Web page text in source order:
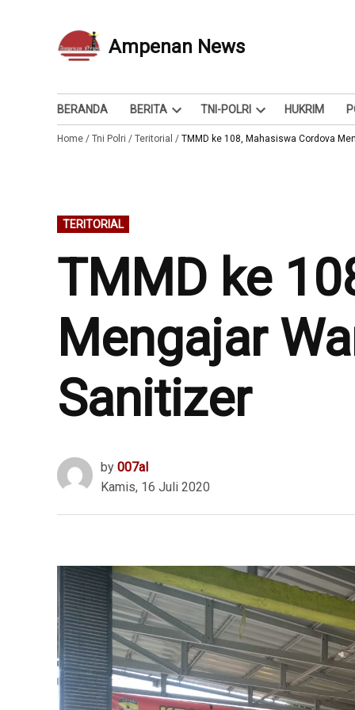
Ampenan News
Berita dan Info
BERANDA BERITA
Open
dropdown
TNI-POLRI
Open
dropdown
HUKRIM
Home / Tni Polri / Teritorial / TMMD ke 108, Mahasiswa Cordova
POSTED
IN
TERITORIAL
TMMD ke
Mengajar
Sanitizer
by 007al
Kamis, 16 Juli 2020